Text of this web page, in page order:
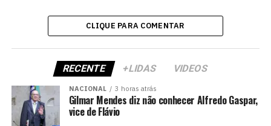
CLIQUE PARA COMENTAR
RECENTE +LIDAS VIDEOS
NACIONAL 3 horas atrás
Gilmar Mendes diz não conhecer Alfredo Gaspar,
vice de Flávio